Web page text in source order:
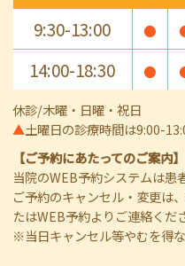
9:30-13:00 ●
14:00-18:30 ●
休診/木曜・日曜・祝日
▲土曜日の診療時間は9:00-
【ご予約にあたってのご案内】
当院のWEB予約システムは患
ご予約のキャンセル・変更は
たはWEB予約よりご連絡くだ
※当日キャンセル等やむを得